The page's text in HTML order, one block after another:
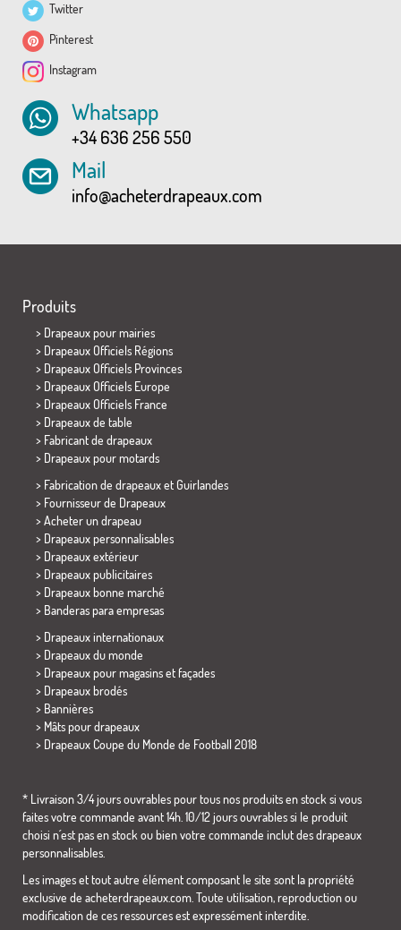
Twitter
Pinterest
Instagram
Whatsapp
+34 636 256 550
Mail
info@acheterdrapeaux.com
Produits
> Drapeaux pour mairies
> Drapeaux Officiels Régions
> Drapeaux Officiels Provinces
> Drapeaux Officiels Europe
> Drapeaux Officiels France
> Drapeaux de table
> Fabricant de drapeaux
> Drapeaux pour motards
> Fabrication de drapeaux et Guirlandes
> Fournisseur de Drapeaux
> Acheter un drapeau
> Drapeaux personnalisables
> Drapeaux extérieur
> Drapeaux publicitaires
> Drapeaux bonne marché
> Banderas para empresas
> Drapeaux internationaux
> Drapeaux du monde
> Drapeaux pour magasins et façades
> Drapeaux brodés
> Bannières
> Mâts pour drapeaux
> Drapeaux Coupe du Monde de Football 2018
* Livraison 3/4 jours ouvrables pour tous nos produits en stock si vous
faites votre commande avant 14h. 10/12 jours ouvrables si le produit
choisi n´est pas en stock ou bien votre commande inclut des drapeaux
personnalisables.
Les images et tout autre élément composant le site sont la propriété
exclusive de acheterdrapeaux.com. Toute utilisation, reproduction ou
modification de ces ressources est expressément interdite.